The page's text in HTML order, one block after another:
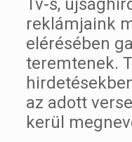
Tv-s,
reklámjaink
elérésében
teremtenek.
az adott
kerül